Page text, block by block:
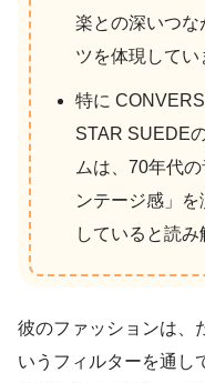
楽との深いつな
ツを体現してい
特に
STAR SUEDE
ムは、70年代
ンテージ感」
していると読み
彼のファッションは、
いうフィルターを通し